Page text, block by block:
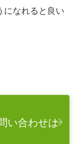
になれると良い
い合わせは